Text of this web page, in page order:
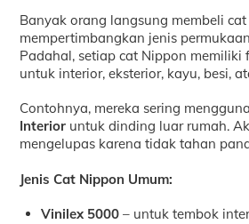
Banyak orang langsung membeli
mempertimbangkan jenis
Padahal, setiap cat Nippon memiliki
untuk interior, eksterior, kayu, besi,
Contohnya, mereka sering
Interior untuk dinding luar rumah.
mengelupas karena tidak tahan
Jenis Cat Nippon Umum:
Vinilex 5000 – untuk tembok